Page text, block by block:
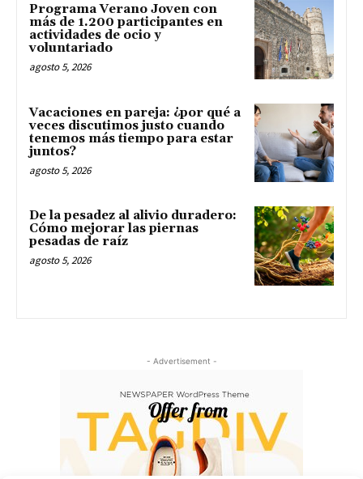
Programa Verano Joven con
más de 1.200 participantes en
actividades de ocio y
voluntariado
agosto 5, 2026
Vacaciones en pareja: ¿por qué a
veces discutimos justo cuando
tenemos más tiempo para estar
juntos?
agosto 5, 2026
De la pesadez al alivio duradero:
Cómo mejorar las piernas
pesadas de raíz
agosto 5, 2026
- Advertisement -